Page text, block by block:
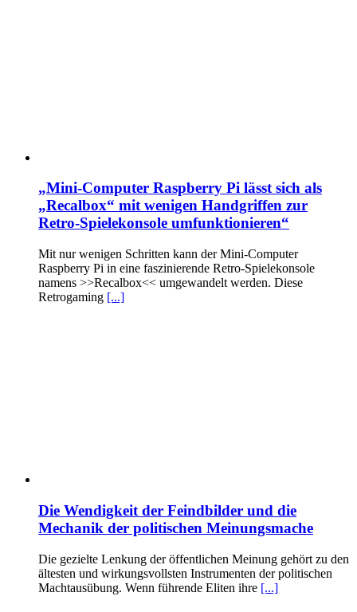
„Mini-Computer Raspberry Pi lässt sich als
„Recalbox“ mit wenigen Handgriffen zur
Retro-Spielekonsole umfunktionieren“
Mit nur wenigen Schritten kann der Mini-Computer
Raspberry Pi in eine faszinierende Retro-Spielekonsole
namens >>Recalbox<< umgewandelt werden. Diese
Retrogaming [...]
Die Wendigkeit der Feindbilder und die
Mechanik der politischen Meinungsmache
Die gezielte Lenkung der öffentlichen Meinung gehört zu den
ältesten und wirkungsvollsten Instrumenten der politischen
Machtausübung. Wenn führende Eliten ihre [...]